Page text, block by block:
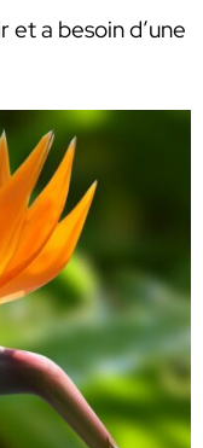
et a besoin d’une